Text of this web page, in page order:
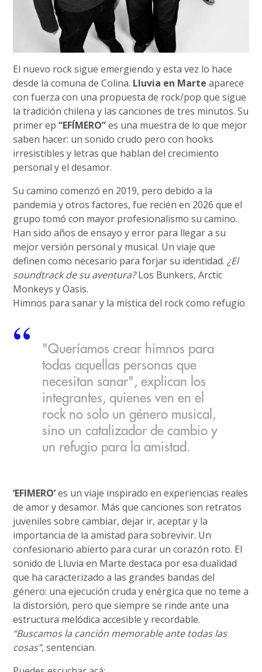
El nuevo rock sigue emergiendo y esta vez lo hace
desde la comuna de Colina. Lluvia en Marte aparece
con fuerza con una propuesta de rock/pop que sigue
la tradición chilena y las canciones de tres minutos. Su
primer ep“EFÍMERO”es una muestra de lo que mejor
saben hacer: un sonido crudo pero con hooks
irresistibles y letras que hablan del crecimiento
personal y el desamor.
Su camino comenzó en 2019, pero debido a la
pandemia y otros factores, fue recién en 2026 que el
grupo tomó con mayor profesionalismo su camino.
Han sido años de ensayo y error para llegar a su
mejor versión personal y musical. Un viaje que
definen como necesario para forjar su identidad.¿El
soundtrack de su aventura?Los Bunkers, Arctic
Monkeys y Oasis.
Himnos para sanar y la mística del rock como refugio
"Queríamos crear himnos para
todas aquellas personas que
necesitan sanar", explican los
integrantes, quienes ven en el
rock no solo un género musical,
sino un catalizador de cambio y
un refugio para la amistad.
‘EFIMERO’es un viaje inspirado en experiencias reales
de amor y desamor. Más que canciones son retratos
juveniles sobre cambiar, dejar ir, aceptar y la
importancia de la amistad para sobrevivir. Un
confesionario abierto para curar un corazón roto. El
sonido de Lluvia en Marte destaca por esa dualidad
que ha caracterizado a las grandes bandas del
género: una ejecución cruda y enérgica que no teme a
la distorsión, pero que siempre se rinde ante una
estructura melódica accesible y recordable.
“Buscamos la canción memorable ante todas las
cosas”, sentencian.